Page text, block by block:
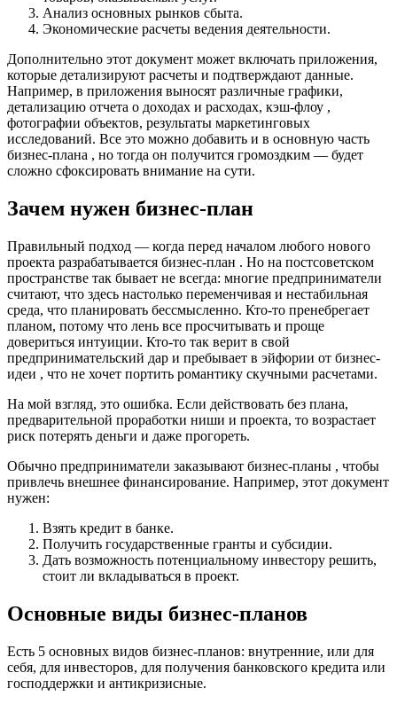
Анализ основных рынков сбыта.
Экономические расчеты ведения деятельности.
Дополнительно этот документ может включать приложения,
которые детализируют расчеты и подтверждают данные.
Например, в приложения выносят различные графики,
детализацию отчета о доходах и расходах, кэш-флоу ,
фотографии объектов, результаты маркетинговых
исследований. Все это можно добавить и в основную часть
бизнес-плана , но тогда он получится громоздким — будет
сложно сфоксировать внимание на сути.
Зачем нужен бизнес-план
Правильный подход — когда перед началом любого нового
проекта разрабатывается бизнес-план . Но на постсоветском
пространстве так бывает не всегда: многие предприниматели
считают, что здесь настолько переменчивая и нестабильная
среда, что планировать бессмысленно. Кто-то пренебрегает
планом, потому что лень все просчитывать и проще
довериться интуиции. Кто-то так верит в свой
предпринимательский дар и пребывает в эйфории от бизнес-
идеи , что не хочет портить романтику скучными расчетами.
На мой взгляд, это ошибка. Если действовать без плана,
предварительной проработки ниши и проекта, то возрастает
риск потерять деньги и даже прогореть.
Обычно предприниматели заказывают бизнес-планы , чтобы
привлечь внешнее финансирование. Например, этот документ
нужен:
Взять кредит в банке.
Получить государственные гранты и субсидии.
Дать возможность потенциальному инвестору решить,
стоит ли вкладываться в проект.
Основные виды бизнес-планов
Есть 5 основных видов бизнес-планов: внутренние, или для
себя, для инвесторов, для получения банковского кредита или
господдержки и антикризисные.